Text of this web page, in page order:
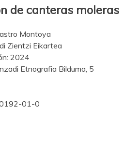
de canteras moleras
Montoya
Zientzi Eikartea
2024
Etnografia Bilduma, 5
01-0